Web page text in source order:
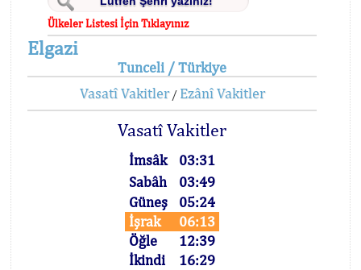
Ülkeler Listesi İçin Tıklayınız
Elgazi
Tunceli / Türkiye
Vasatî Vakitler/ Ezânî Vakitler
Vasatî Vakitler
İmsâk
03:31
Sabâh
03:49
Güneş
05:24
İşrak
06:13
Öğle
12:39
İkindi
16:29